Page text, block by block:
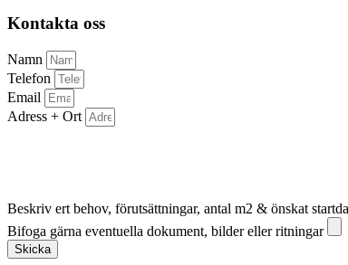
Kontakta oss
Namn
Telefon
Email
Adress + Ort
Beskriv ert behov, förutsättningar, antal m2 & önskat
Bifoga gärna eventuella dokument, bilder eller ritningar
Skicka